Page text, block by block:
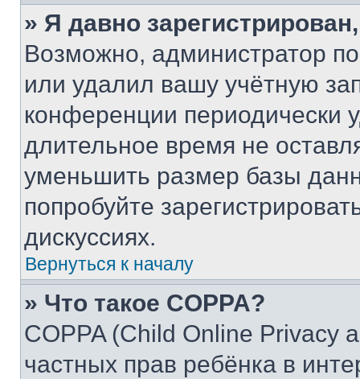
» Я давно
Возможно, администратор
или удалил вашу учётную
конференции периодически
длительное время не
уменьшить размер базы
попробуйте
дискуссиях.
Вернуться к началу
» Что такое COPPA?
COPPA (Child Online Privacy
частных прав ребёнка в